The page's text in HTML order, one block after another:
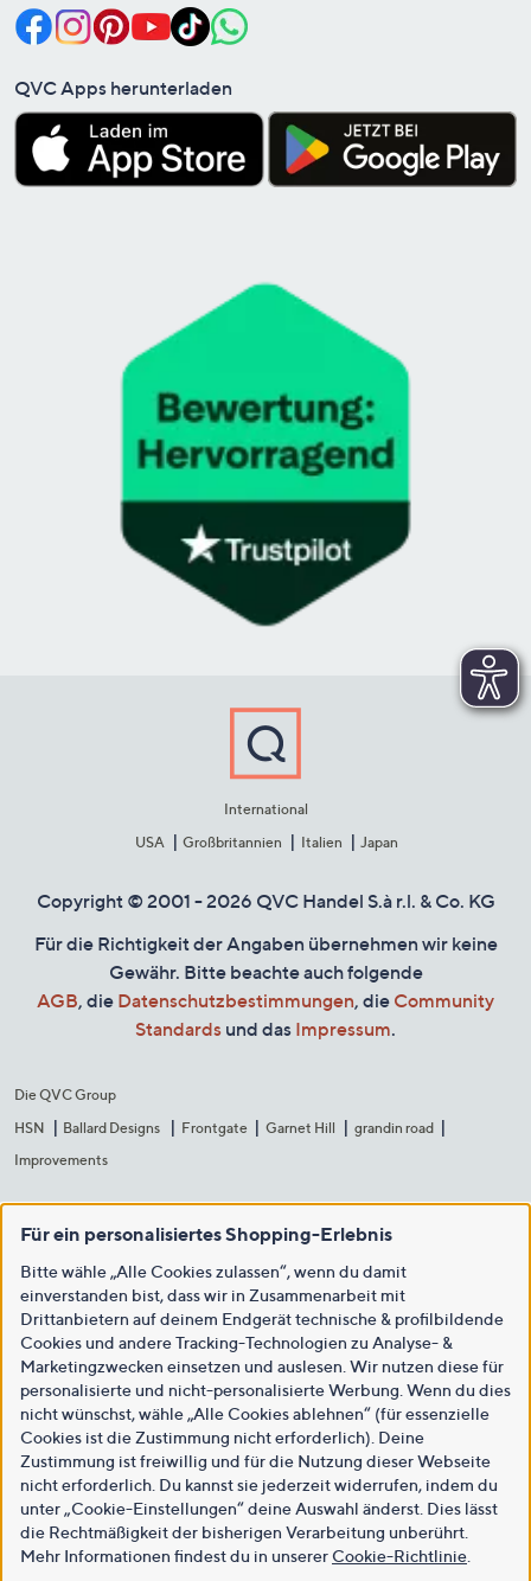
QVC Apps herunterladen
International
USA
Großbritannien Italien Japan
Copyright © 2001 - 2026 QVC Handel S.à r.l. & Co. KG
Für die Richtigkeit der Angaben übernehmen wir keine
Gewähr. Bitte beachte auch folgende
AGB, die Datenschutzbestimmungen, die Community
Standards und das Impressum.
Die QVC Group
HSN
Ballard Designs Frontgate Garnet Hill
grandin road
Improvements
Für ein personalisiertes Shopping-Erlebnis
Bitte wähle „Alle Cookies zulassen“, wenn du damit
einverstanden bist, dass wir in Zusammenarbeit mit
Drittanbietern auf deinem Endgerät technische & profilbildende
Cookies und andere Tracking-Technologien zu Analyse- &
Marketingzwecken einsetzen und auslesen. Wir nutzen diese für
personalisierte und nicht-personalisierte Werbung. Wenn du dies
nicht wünschst, wähle „Alle Cookies ablehnen“ (für essenzielle
Cookies ist die Zustimmung nicht erforderlich). Deine
Zustimmung ist freiwillig und für die Nutzung dieser Webseite
nicht erforderlich. Du kannst sie jederzeit widerrufen, indem du
unter „Cookie-Einstellungen“ deine Auswahl änderst. Dies lässt
die Rechtmäßigkeit der bisherigen Verarbeitung unberührt.
Mehr Informationen findest du in unsererCookie-Richtlinie